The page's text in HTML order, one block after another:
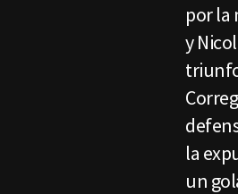
por la
y
la
un